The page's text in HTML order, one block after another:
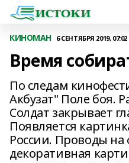
КИНОМАН 6 СЕНТЯБРЯ 2019, 07:02
Время
По следам
Акбузат" Поле боя.
Солдат закрывает
Появляется
России. Проводы на
декоративная